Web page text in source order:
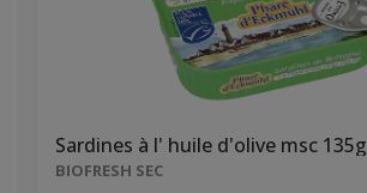
Sardines à l' huile d'olive msc 135g
BIOFRESH SEC